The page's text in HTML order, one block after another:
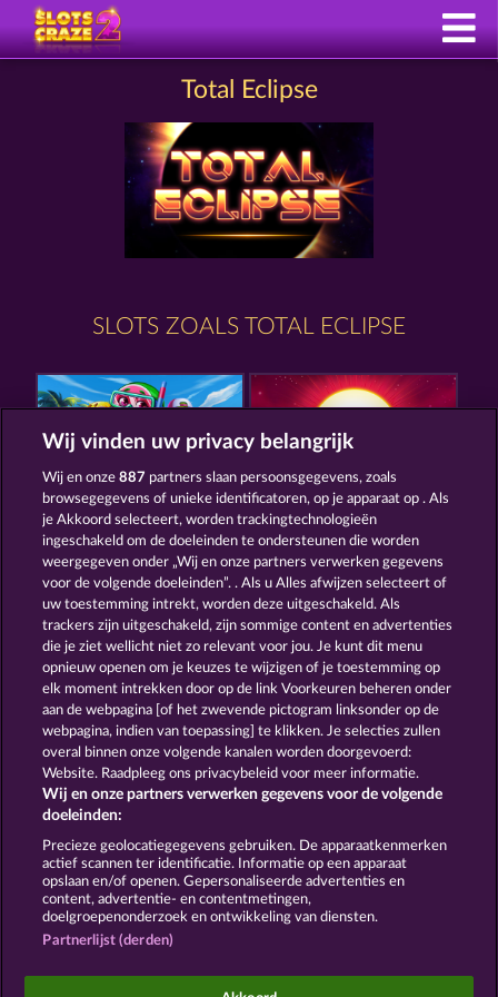
Total Eclipse
SLOTS ZOALS TOTAL ECLIPSE
FROOTY TROUPE SUN SPLASH BLAZING STAR
40 THIEVES FANCY FRUITS ROAR
Algemene voorwaarden Privacyverklaring
Colofon Bedrijf FAQ Facebook
Terugbetalingsverzoek indienen
Sociale casino games zijn enkel bedoeld voor
Wij vinden uw privacy belangrijk
Wij en onze887 partners slaan persoonsgegevens, zoals
browsegegevens of unieke identificatoren, op je apparaat op . Als
je Akkoord selecteert, worden trackingtechnologieën
ingeschakeld om de doeleinden te ondersteunen die worden
weergegeven onder „Wij en onze partners verwerken gegevens
voor de volgende doeleinden”. . Als u Alles afwijzen selecteert of
uw toestemming intrekt, worden deze uitgeschakeld. Als
trackers zijn uitgeschakeld, zijn sommige content en advertenties
die je ziet wellicht niet zo relevant voor jou. Je kunt dit menu
opnieuw openen om je keuzes te wijzigen of je toestemming op
elk moment intrekken door op de link Voorkeuren beheren onder
aan de webpagina [of het zwevende pictogram linksonder op de
webpagina, indien van toepassing] te klikken. Je selecties zullen
overal binnen onze volgende kanalen worden doorgevoerd:
Website. Raadpleeg ons privacybeleid voor meer informatie.
Wij en onze partners verwerken gegevens voor de volgende
doeleinden:
Precieze geolocatiegegevens gebruiken. De apparaatkenmerken
actief scannen ter identificatie. Informatie op een apparaat
opslaan en/of openen. Gepersonaliseerde advertenties en
content, advertentie- en contentmetingen,
doelgroepenonderzoek en ontwikkeling van diensten.
Partnerlijst (derden)